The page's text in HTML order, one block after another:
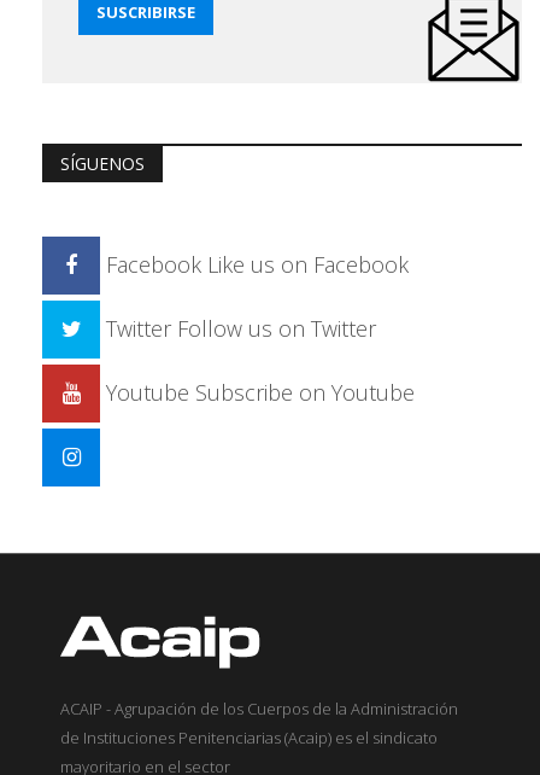
SÍGUENOS
Facebook Like us on Facebook
Twitter Follow us on Twitter
Youtube Subscribe on Youtube
ACAIP - Agrupación de los Cuerpos de la Administración
de Instituciones Penitenciarias (Acaip) es el sindicato
mayoritario en el sector